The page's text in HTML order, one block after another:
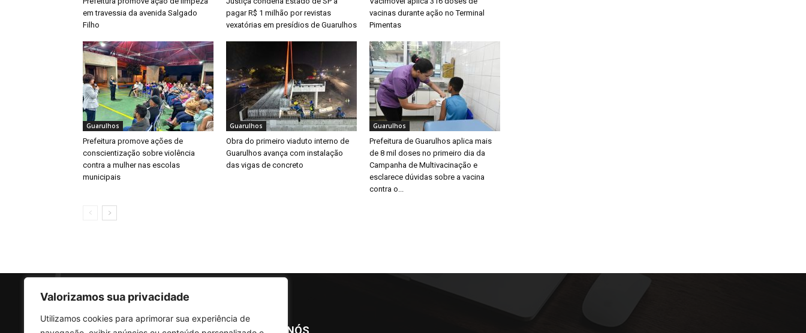
Valorizamos sua privacidade
Utilizamos cookies para aprimorar sua experiência de
em travessia da avenida Salgado
Filho
pagar R$ 1 milhão por revistas
vexatórias em presídios de Guarulhos
vacinas durante ação no Terminal
Pimentas
Guarulhos
Prefeitura promove ações de
conscientização sobre violência
contra a mulher nas escolas
municipais
Guarulhos
Obra do primeiro viaduto interno de
Guarulhos avança com instalação
das vigas de concreto
Guarulhos
Prefeitura de Guarulhos aplica mais
de 8 mil doses no primeiro dia da
Campanha de Multivacinação e
esclarece dúvidas sobre a vacina
contra o...
SOBRE NÓS